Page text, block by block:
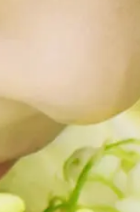
PRIX DE PARIS -
PRIX DE PARIS -